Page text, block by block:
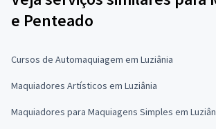
e Penteado
Cursos de Automaquiagem em Luziânia
Maquiadores Artísticos em Luziânia
Maquiadores para Maquiagens Simples em